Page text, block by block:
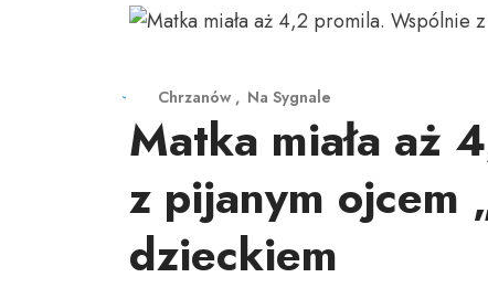
Chrzanów Na Sygnale
Matka miała aż
z pijanym ojcem
dzieckiem